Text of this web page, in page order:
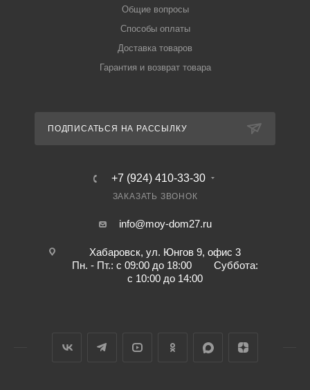
Общие вопросы
Способы оплаты
Доставка товаров
Гарантия и возврат товара
ПОДПИСАТЬСЯ НА РАССЫЛКУ
+7 (924) 410-33-30
ЗАКАЗАТЬ ЗВОНОК
info@moy-dom27.ru
Хабаровск, ул. Юнгов 9, офис 3
Пн. - Пт.: с 09:00 до 18:00 Суббота:
с 10:00 до 14:00